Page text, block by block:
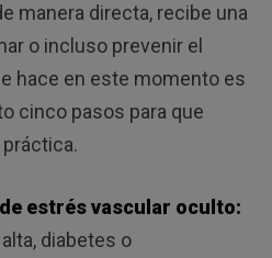
manera directa, recibe una
o incluso prevenir el
hace en este momento es
cinco pasos para que
estrés vascular oculto:
diabetes o